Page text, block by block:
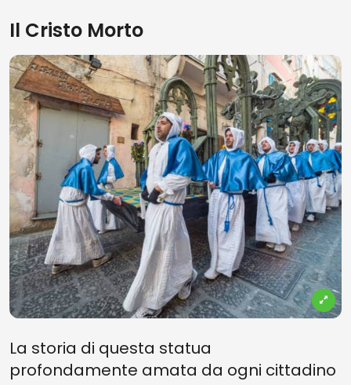
Il Cristo Morto
La storia di questa statua
profondamente amata da ogni cittadino